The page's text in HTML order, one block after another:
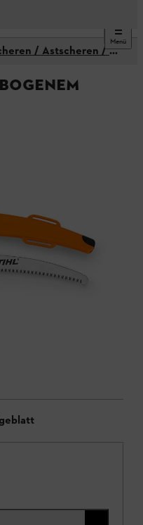
Menü
Gehölzschneider / Gartenscheren / Astscheren / Astsägen